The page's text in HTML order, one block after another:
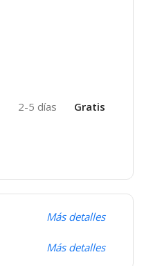
2-5 días Gratis
Más detalles
Más detalles